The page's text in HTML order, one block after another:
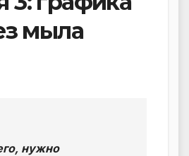
мыла
нужно